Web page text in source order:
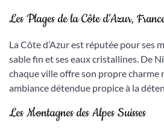
Les Plages de la Côte d’Azur,
La Côte d’Azur est réputée pour ses
sable fin et ses eaux cristallines. De
chaque ville offre son propre charme
ambiance détendue propice à la
Les Montagnes des Alpes Suisses